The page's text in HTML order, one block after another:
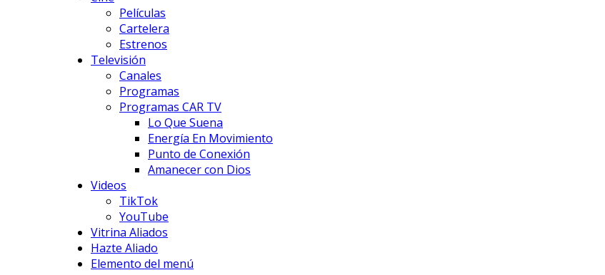
Películas
Cartelera
Estrenos
Televisión
Canales
Programas
Programas CAR TV
Lo Que Suena
Energía En Movimiento
Punto de Conexión
Amanecer con Dios
Videos
TikTok
YouTube
Vitrina Aliados
Hazte Aliado
Elemento del menú